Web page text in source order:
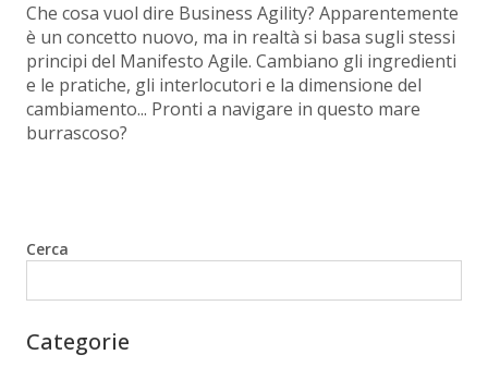
Che cosa vuol dire Business Agility? Apparentemente
è un concetto nuovo, ma in realtà si basa sugli stessi
principi del Manifesto Agile. Cambiano gli ingredienti
e le pratiche, gli interlocutori e la dimensione del
cambiamento... Pronti a navigare in questo mare
burrascoso?
Cerca
Categorie